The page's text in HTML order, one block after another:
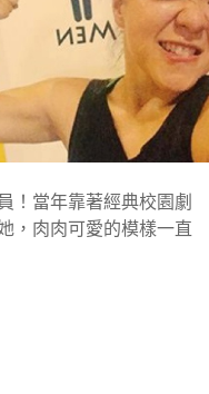
！當年靠著經典校園劇
，肉肉可愛的模樣一直